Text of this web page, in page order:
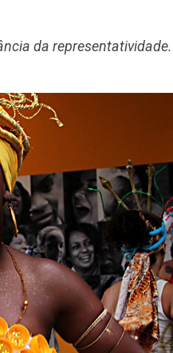
da representatividade.